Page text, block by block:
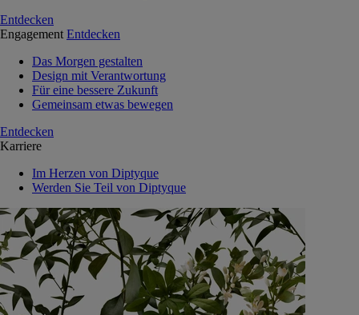
Entdecken
Engagement Entdecken
Das Morgen gestalten
Design mit Verantwortung
Für eine bessere Zukunft
Gemeinsam etwas bewegen
Entdecken
Karriere
Im Herzen von Diptyque
Werden Sie Teil von Diptyque